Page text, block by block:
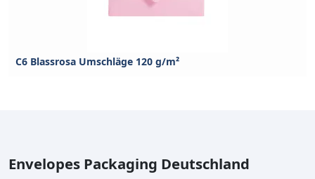
C6 Blassrosa Umschläge 120 g/m²
Envelopes Packaging Deutschland